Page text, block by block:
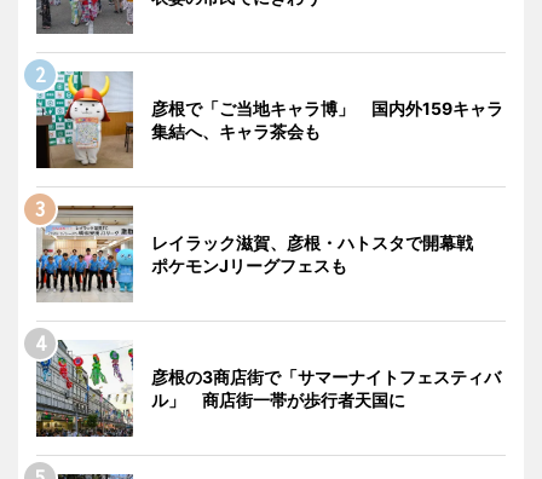
彦根で「ご当地キャラ博」 国内外159キャラ
集結へ、キャラ茶会も
レイラック滋賀、彦根・ハトスタで開幕戦
ポケモンJリーグフェスも
彦根の3商店街で「サマーナイトフェスティバ
ル」 商店街一帯が歩行者天国に